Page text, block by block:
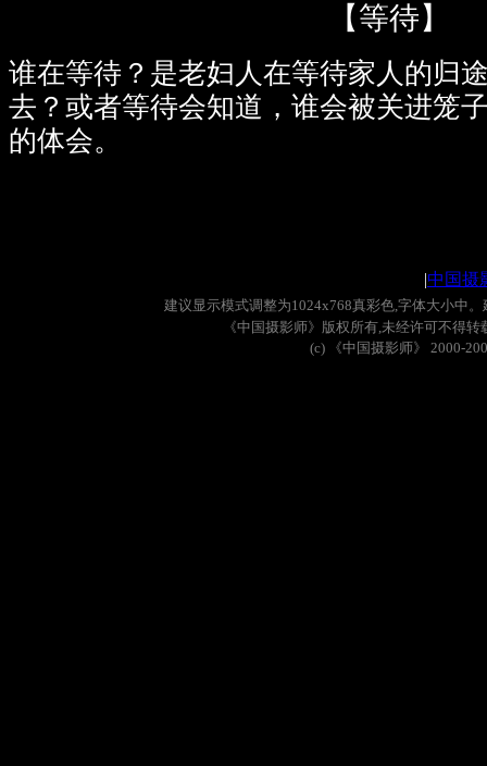
【等待】
谁在等待？是老妇人在等待家人的归
去？或者等待会知道，谁会被关进笼
的体会。
|中国摄
建议显示模式调整为1024x768真彩色,字体大小中。
《中国摄影师》版权所有,未经许可不得转
(c)
《中国摄影师》 2000-200